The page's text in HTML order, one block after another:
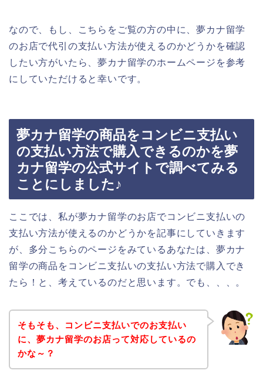
なので、もし、こちらをご覧の方の中に、夢カナ留学
のお店で代引の支払い方法が使えるのかどうかを確認
したい方がいたら、夢カナ留学のホームページを参考
にしていただけると幸いです。
夢カナ留学の商品をコンビニ支払い
の支払い方法で購入できるのかを夢
カナ留学の公式サイトで調べてみる
ことにしました♪
ここでは、私が夢カナ留学のお店でコンビニ支払いの
支払い方法が使えるのかどうかを記事にしていきます
が、多分こちらのページをみているあなたは、夢カナ
留学の商品をコンビニ支払いの支払い方法で購入でき
たら！と、考えているのだと思います。でも、、、。
そもそも、コンビニ支払いでのお支払い
に、夢カナ留学のお店って対応しているの
かな～？